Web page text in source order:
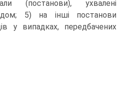
(постанови), ухвалені
5) на інші постанови
у випадках, передбачених